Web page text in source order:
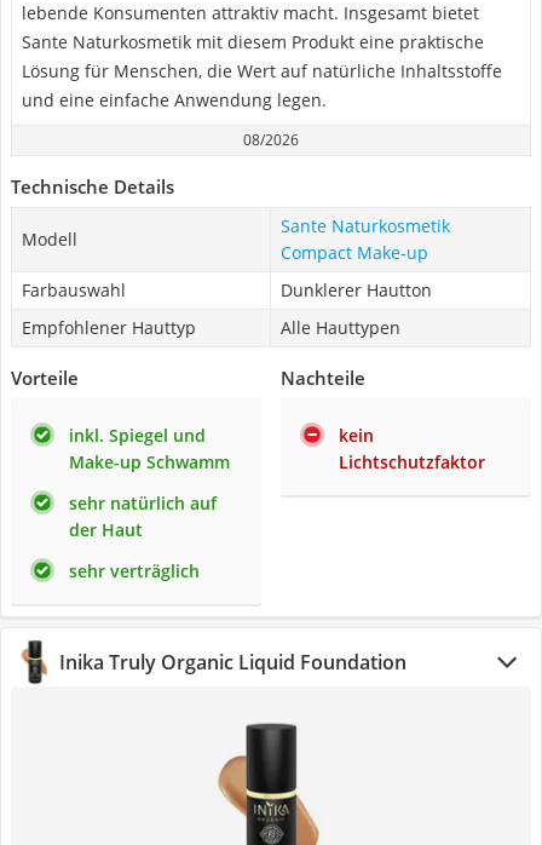
lebende Konsumenten attraktiv macht. Insgesamt bietet
Sante Naturkosmetik mit diesem Produkt eine praktische
Lösung für Menschen, die Wert auf natürliche Inhaltsstoffe
und eine einfache Anwendung legen.
08/2026
Technische Details
Modell
Sante Naturkosmetik
Compact Make-up
Farbauswahl
Dunklerer Hautton
Empfohlener Hauttyp
Alle Hauttypen
Vorteile
inkl. Spiegel und
Make-up Schwamm
sehr natürlich auf
der Haut
sehr verträglich
Nachteile
kein
Lichtschutzfaktor
Inika Truly Organic Liquid Foundation